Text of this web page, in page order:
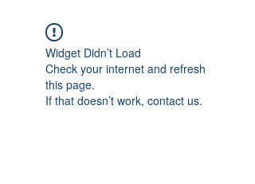
Widget Didn’t Load
Check your internet and refresh
this page.
If that doesn’t work, contact us.